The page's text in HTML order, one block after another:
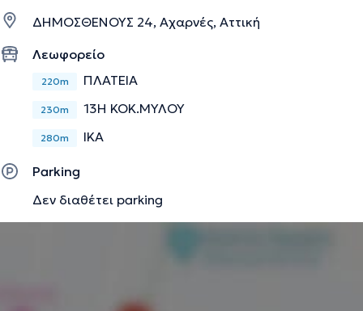
ΔΗΜΟΣΘΕΝΟΥΣ 24, Αχαρνές, Αττική
Λεωφορείο
220m ΠΛΑΤΕΙΑ
230m 13Η ΚΟΚ.ΜΥΛΟΥ
280m IKA
Parking
Δεν διαθέτει parking